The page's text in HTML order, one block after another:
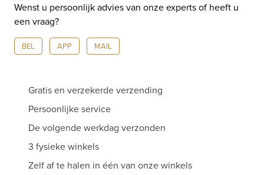
met
tahitiparel
8BR1284THB9
aantal
Wenst u persoonlijk advies van onze experts of heeft u
een vraag?
BEL APP MAIL
Gratis en verzekerde verzending
Persoonlijke service
De volgende werkdag verzonden
3 fysieke winkels
Zelf af te halen in één van onze winkels